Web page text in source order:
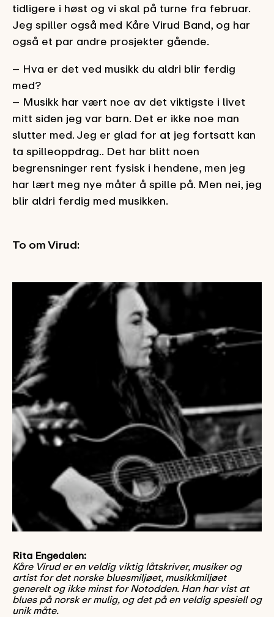
tidligere i høst og vi skal på turne fra februar.
Jeg spiller også med Kåre Virud Band, og har
også et par andre prosjekter gående.
– Hva er det ved musikk du aldri blir ferdig
med?
– Musikk har vært noe av det viktigste i livet
mitt siden jeg var barn. Det er ikke noe man
slutter med. Jeg er glad for at jeg fortsatt kan
ta spilleoppdrag.. Det har blitt noen
begrensninger rent fysisk i hendene, men jeg
har lært meg nye måter å spille på. Men nei, jeg
blir aldri ferdig med musikken.
To om Virud:
Rita Engedalen:
Kåre Virud er en veldig viktig låtskriver, musiker og
artist for det norske bluesmiljøet, musikkmiljøet
generelt og ikke minst for Notodden. Han har vist at
blues på norsk er mulig, og det på en veldig spesiell og
unik måte.